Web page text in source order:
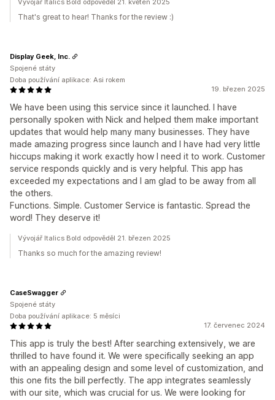
Vývojář Italics Bold odpověděl 21. květen 2025
That's great to hear! Thanks for the review :)
19. březen 2025
We have been using this service since it launched. I have
personally spoken with Nick and helped them make important
updates that would help many many businesses. They have
made amazing progress since launch and I have had very little
hiccups making it work exactly how I need it to work. Customer
service responds quickly and is very helpful. This app has
exceeded my expectations and I am glad to be away from all
the others.
Functions. Simple. Customer Service is fantastic. Spread the
word! They deserve it!
Display Geek, Inc.
Spojené státy
Doba používání aplikace: Asi rokem
Vývojář Italics Bold odpověděl 21. březen 2025
Thanks so much for the amazing review!
17. červenec 2024
This app is truly the best! After searching extensively, we are
thrilled to have found it. We were specifically seeking an app
with an appealing design and some level of customization, and
this one fits the bill perfectly. The app integrates seamlessly
with our site, which was crucial for us. We were looking for
CaseSwagger
Spojené státy
Doba používání aplikace: 5 měsíci